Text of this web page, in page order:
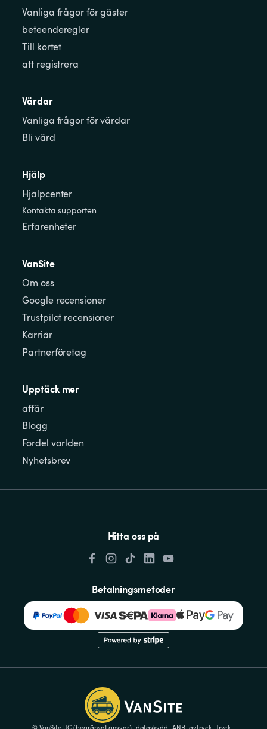
Vanliga frågor för gäster
beteenderegler
Till kortet
att registrera
Värdar
Vanliga frågor för värdar
Bli värd
Hjälp
Hjälpcenter
Kontakta supporten
Erfarenheter
VanSite
Om oss
Google recensioner
Trustpilot recensioner
Karriär
Partnerföretag
Upptäck mer
affär
Blogg
Fördel världen
Nyhetsbrev
Hitta oss på
Betalningsmetoder